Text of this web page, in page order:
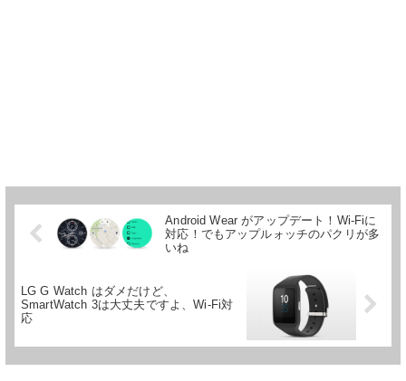
Android Wear がアップデート！Wi-Fiに
対応！でもアップルォッチのパクリが多
いね
LG G Watch はダメだけど、
SmartWatch 3は大丈夫ですよ、Wi-Fi対
応